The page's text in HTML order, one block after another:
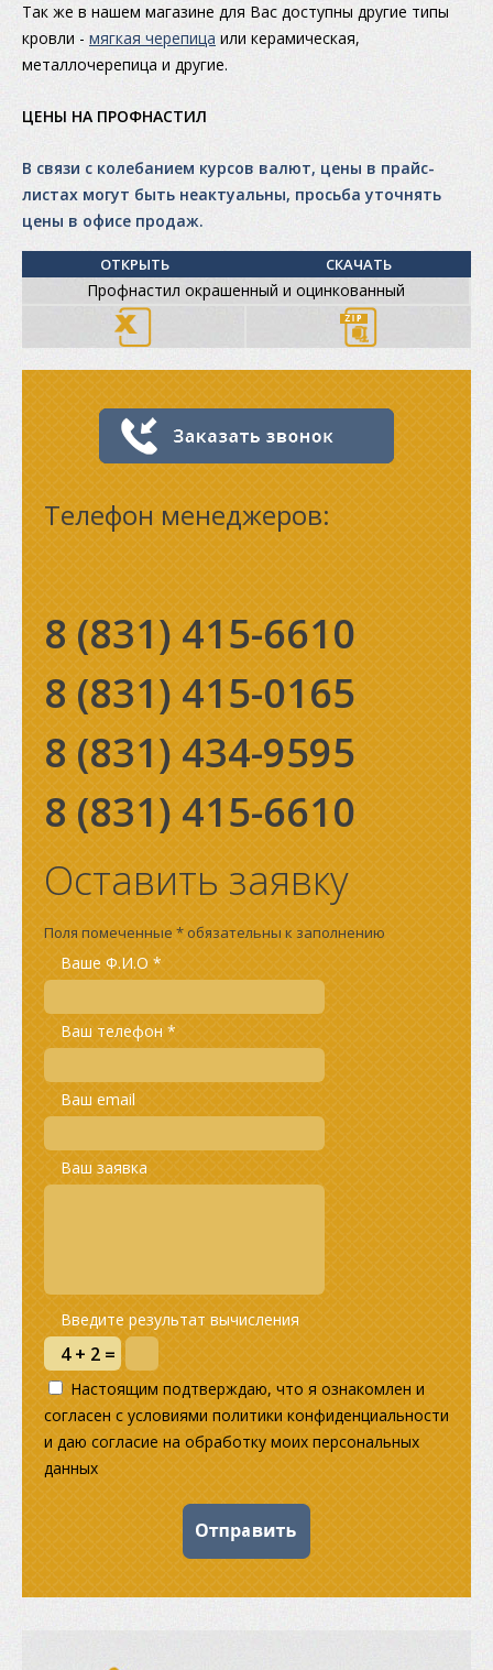
Так же в нашем магазине для Вас доступны другие типы
кровли - мягкая черепица или керамическая,
металлочерепица и другие.
ЦЕНЫ НА ПРОФНАСТИЛ
В связи с колебанием курсов валют, цены в прайс-
листах могут быть неактуальны, просьба уточнять
цены в офисе продаж.
ОТКРЫТЬ СКАЧАТЬ
Профнастил окрашенный и оцинкованный
Телефон менеджеров:
8 (831) 415-6610
8 (831) 415-0165
8 (831) 434-9595
8 (831) 415-6610
Оставить заявку
Поля помеченные * обязательны к заполнению
Ваше Ф.И.О *
Ваш телефон *
Ваш email
Ваш заявка
Введите результат вычисления
Настоящим подтверждаю, что я ознакомлен и
согласен с условиями политики конфиденциальности
и даю согласие на обработку моих персональных
данных